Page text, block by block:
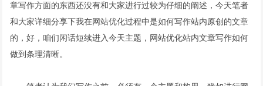
章写作方面的东西还没有和大家进行过较为仔细的阐述，今天笔者
和大家详细分享下我在网站优化过程中是如何写作站内原创的文章
的，好，咱们闲话短续进入今天主题，网站优化站内文章写作如何
做到条理清晰。